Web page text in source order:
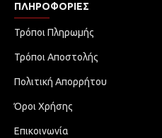
ΠΛΗΡΟΦΟΡΊΕΣ
Τρόποι Πληρωμής
Τρόποι Αποστολής
Πολιτική Απορρήτου
Όροι Χρήσης
Επικοινωνία